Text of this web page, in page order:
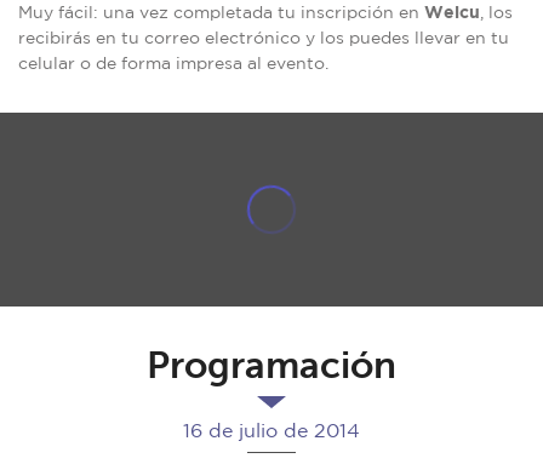
Muy fácil: una vez completada tu inscripción en Welcu , los
recibirás en tu correo electrónico y los puedes llevar en tu
celular o de forma impresa al evento.
Programación
16 de julio de 2014